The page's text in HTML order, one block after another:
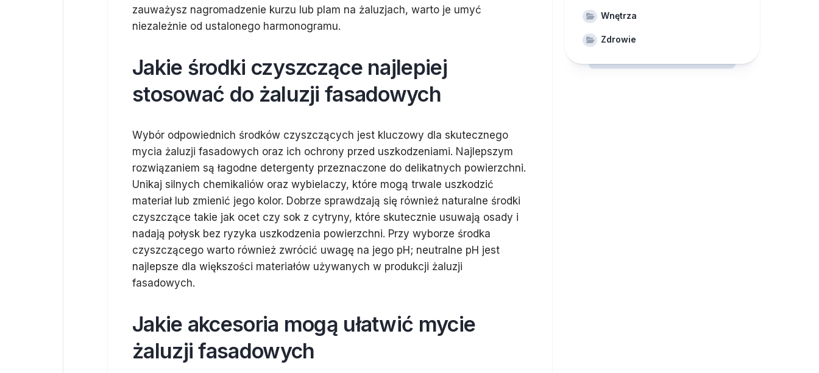
zauważysz nagromadzenie kurzu lub plam na żaluzjach, warto je umyć
niezależnie od ustalonego harmonogramu.
Jakie środki czyszczące najlepiej
stosować do żaluzji fasadowych
Wybór odpowiednich środków czyszczących jest kluczowy dla skutecznego
mycia żaluzji fasadowych oraz ich ochrony przed uszkodzeniami. Najlepszym
rozwiązaniem są łagodne detergenty przeznaczone do delikatnych powierzchni.
Unikaj silnych chemikaliów oraz wybielaczy, które mogą trwale uszkodzić
materiał lub zmienić jego kolor. Dobrze sprawdzają się również naturalne środki
czyszczące takie jak ocet czy sok z cytryny, które skutecznie usuwają osady i
nadają połysk bez ryzyka uszkodzenia powierzchni. Przy wyborze środka
czyszczącego warto również zwrócić uwagę na jego pH; neutralne pH jest
najlepsze dla większości materiałów używanych w produkcji żaluzji
fasadowych.
Jakie akcesoria mogą ułatwić mycie
żaluzji fasadowych
Wnętrza
Zdrowie